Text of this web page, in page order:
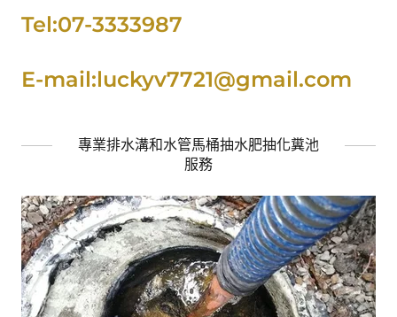
Tel:07-3333987
E-mail:luckyv7721@gmail.com
專業排水溝和水管馬桶抽水肥抽化糞池
服務